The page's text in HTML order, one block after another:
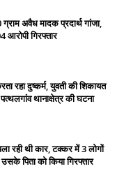
अवैध मादक प्रदार्थ गांजा,
आरोपी गिरफ्तार
रहा दुष्कर्म, युवती की शिकायत
थानाक्षेत्र की घटना
रही थी कार, टक्कर में 3 लोगों
पिता को किया गिरफ्तार